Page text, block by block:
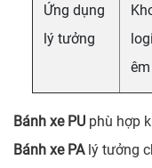
Ứng dụng
lý tưởng
Bánh xe PU phù hợp
Bánh xe PAlý tưởng